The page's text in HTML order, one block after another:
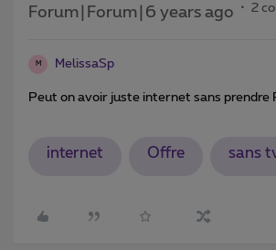
Forum|Forum|6 years ago 2
M MelissaSp
Peut on avoir juste internet sans prendre
internet Offre sans